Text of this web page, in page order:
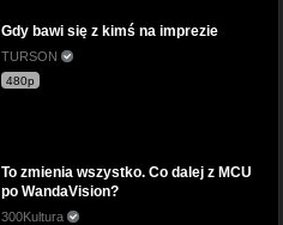
Gdy bawi się z kimś na imprezie
TURSON
480p
To zmienia wszystko. Co dalej z MCU
po WandaVision?
300Kultura